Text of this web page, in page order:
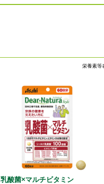
栄養素等
乳酸菌×マルチビタミン